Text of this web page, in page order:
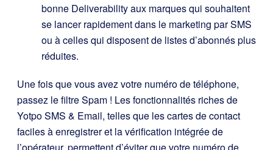
bonne Deliverability aux marques qui souhaitent
se lancer rapidement dans le marketing par SMS
ou à celles qui disposent de listes d’abonnés plus
réduites.
Une fois que vous avez votre numéro de téléphone,
passez le filtre Spam ! Les fonctionnalités riches de
Yotpo SMS & Email, telles que les cartes de contact
faciles à enregistrer et la vérification intégrée de
l’opérateur, permettent d’éviter que votre numéro de